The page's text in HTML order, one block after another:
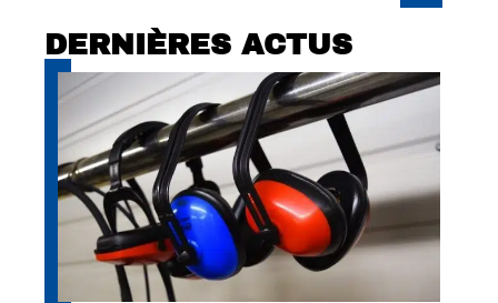
DERNIÈRES ACTUS